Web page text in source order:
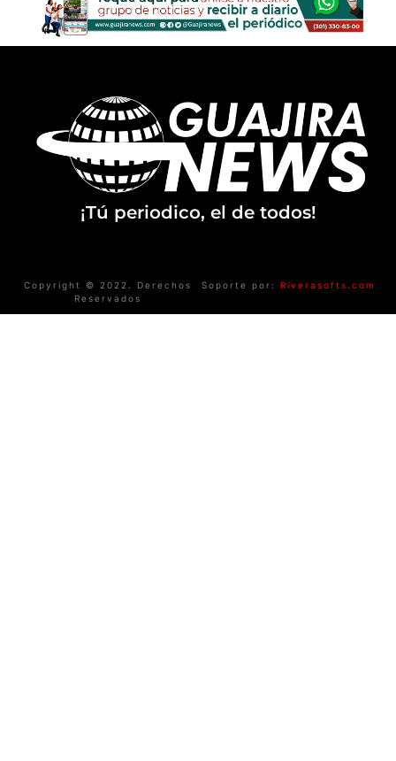
¡Tú periodico, el de todos!
Copyright © 2022. Derechos
Reservados
Soporte por: Riverasofts.com